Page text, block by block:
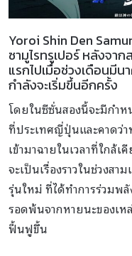
Yoroi Shin Den
ซามูไรทรูเปอร์ หลังจา
แรกไปเมื่อช่วงเดือนมี
กำลังจะเริ่มขึ้นอีกครั้ง
โดยในซีซั่นสองนี้จะมีกำ
ที่ประเทศญี่ปุ่นและคาดว่า
เข้ามาฉายในเวลาที่ใกล้
จะเป็นเรื่องราวในช่วงส
รุ่นใหม่ ที่ได้ทำการร่วมพ
รอดพ้นจากหายนะของเห
ฟื้นฟูขึ้น